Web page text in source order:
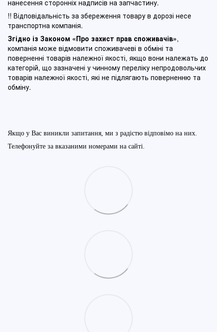
нанесення сторонніх надписів на запчастину.
!! Відповідальність за збереження товару в дорозі несе
транспортна компанія.
Згідно із Законом «Про захист прав споживачів»,
компанія може відмовити споживачеві в обміні та
поверненні товарів належної якості, якщо вони належать до
категорій, що зазначені у чинному переліку непродовольчих
товарів належної якості, які не підлягають поверненню та
обміну.
Якщо у Вас виникли запитання, ми з радістю відповімо на них.
Телефонуйте за вказаними номерами на сайті.